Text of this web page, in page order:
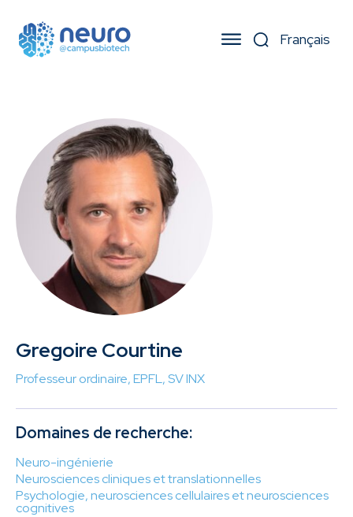
Gregoire Courtine
Professeur ordinaire, EPFL, SV INX
Domaines de recherche:
Neuro-ingénierie
Neurosciences cliniques et translationnelles
Psychologie, neurosciences cellulaires et neurosciences
cognitives